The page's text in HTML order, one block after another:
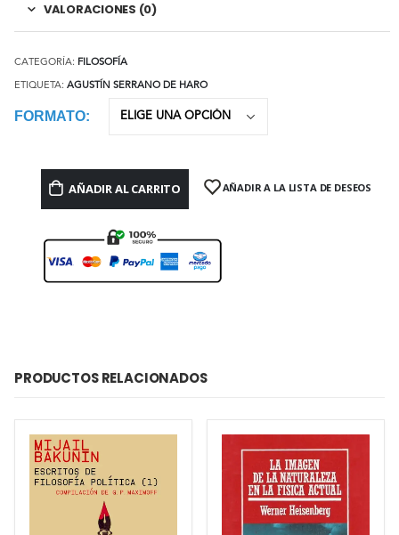
VALORACIONES (0)
CATEGORÍA: FILOSOFÍA
ETIQUETA: AGUSTÍN SERRANO DE HARO
FORMATO
AÑADIR AL CARRITO AÑADIR A LA LISTA DE DESEOS
PRODUCTOS RELACIONADOS